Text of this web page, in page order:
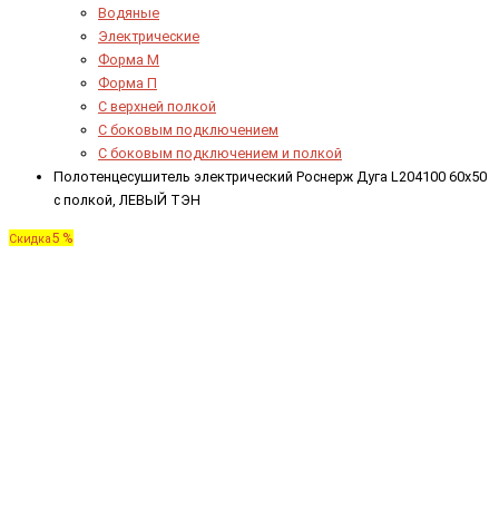
Водяные
Электрические
Форма М
Форма П
C верхней полкой
C боковым подключением
C боковым подключением и полкой
Полотенцесушитель электрический Роснерж Дуга L204100 60x50
с полкой, ЛЕВЫЙ ТЭН
Скидка5 %